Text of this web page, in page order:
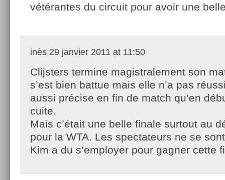
vétérantes du circuit pour avoir une
inès 29 janvier 2011 at 11:50
Clijsters termine magistralement son
s’est bien battue mais elle n’a pas
aussi précise en fin de match qu’en
cuite.
Mais c’était une belle finale surtout au
pour la WTA. Les spectateurs ne se
Kim a du s’employer pour gagner cette